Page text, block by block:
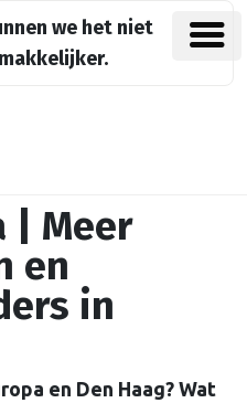
we het niet
| Meer
en
in
en Den Haag? Wat